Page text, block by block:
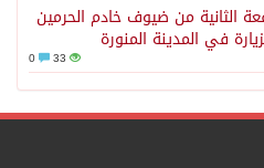
الثانية من ضيوف خادم الحرمين
في المدينة المنورة
33